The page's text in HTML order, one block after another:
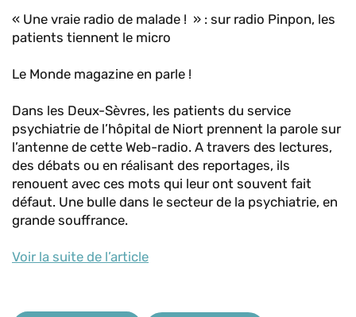
« Une vraie radio de malade ! » : sur radio Pinpon, les
patients tiennent le micro
Le Monde magazine en parle !
Dans les Deux-Sèvres, les patients du service
psychiatrie de l’hôpital de Niort prennent la parole sur
l’antenne de cette Web-radio. A travers des lectures,
des débats ou en réalisant des reportages, ils
renouent avec ces mots qui leur ont souvent fait
défaut. Une bulle dans le secteur de la psychiatrie, en
grande souffrance.
Voir la suite de l’article